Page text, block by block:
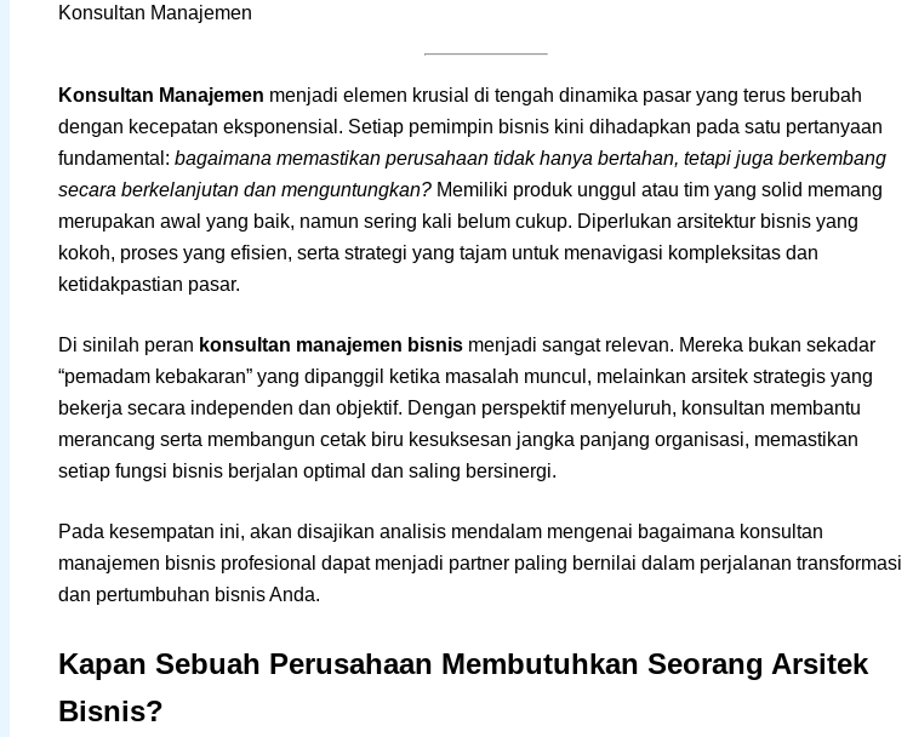
Konsultan Manajemen
Konsultan Manajemen menjadi elemen krusial di tengah dinamika pasar yang terus berubah
dengan kecepatan eksponensial. Setiap pemimpin bisnis kini dihadapkan pada satu pertanyaan
fundamental: bagaimana memastikan perusahaan tidak hanya bertahan, tetapi juga berkembang
secara berkelanjutan dan menguntungkan? Memiliki produk unggul atau tim yang solid memang
merupakan awal yang baik, namun sering kali belum cukup. Diperlukan arsitektur bisnis yang
kokoh, proses yang efisien, serta strategi yang tajam untuk menavigasi kompleksitas dan
ketidakpastian pasar.
Di sinilah peran konsultan manajemen bisnis menjadi sangat relevan. Mereka bukan sekadar
“pemadam kebakaran” yang dipanggil ketika masalah muncul, melainkan arsitek strategis yang
bekerja secara independen dan objektif. Dengan perspektif menyeluruh, konsultan membantu
merancang serta membangun cetak biru kesuksesan jangka panjang organisasi, memastikan
setiap fungsi bisnis berjalan optimal dan saling bersinergi.
Pada kesempatan ini, akan disajikan analisis mendalam mengenai bagaimana konsultan
manajemen bisnis profesional dapat menjadi partner paling bernilai dalam perjalanan transformasi
dan pertumbuhan bisnis Anda.
Kapan Sebuah Perusahaan Membutuhkan Seorang Arsitek
Bisnis?